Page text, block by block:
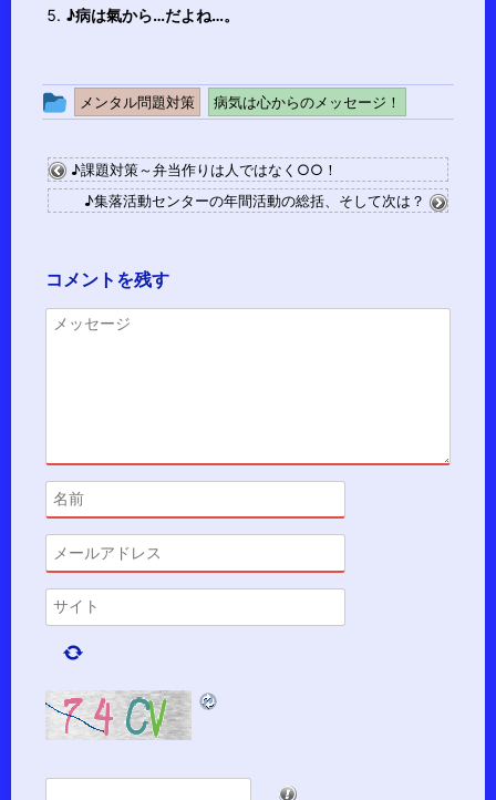
♪病は氣から…だよね…。
投
グ
ル
ー
メンタル問題対策 病気は心からのメッセージ！
♪課題対策～弁当作りは人ではなく○○！
♪集落活動センターの年間活動の総括、そして次は？
コメントを残す